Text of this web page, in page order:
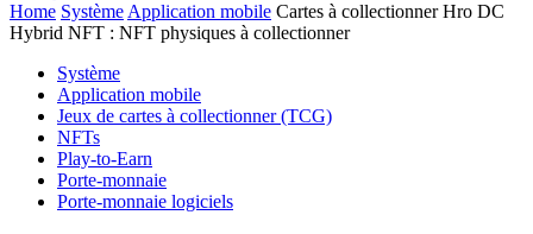
Home Système Application mobile Cartes à collectionner Hro DC
Hybrid NFT : NFT physiques à collectionner
Système
Application mobile
Jeux de cartes à collectionner (TCG)
NFTs
Play-to-Earn
Porte-monnaie
Porte-monnaie logiciels